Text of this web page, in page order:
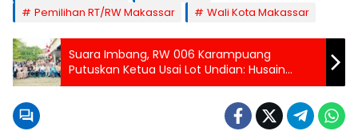
Pemilihan RT/RW Makassar
Wali Kota Makassar
Suara Imbang, RW 006 Karampuang
Putuskan Ketua Usai Lot Undian: Husain
Menang